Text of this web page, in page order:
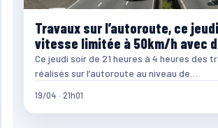
Travaux sur l’autoroute, ce
vitesse limitée à 50km/h avec
Ce jeudi soir de 21 heures à 4 heures des
réalisés sur l’autoroute au niveau de…
19/04 · 21h01